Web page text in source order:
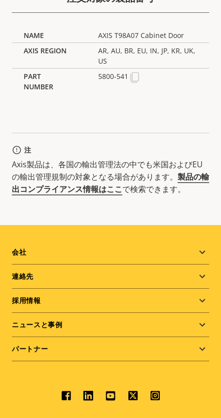
AXIS T98A07 Cabinet Door
AR, AU, BR, EU, IN, JP, KR, UK,
US
5800-541
注
Axis製品は、各国の輸出管理法の中でも米国およびEU
の輸出管理規制の対象となる場合があります。 製品の輸
出コンプライアンス情報はここで検索できます。
Footer
menu
会社
連絡先
採用情報
ニュースと事例
パートナー
Social